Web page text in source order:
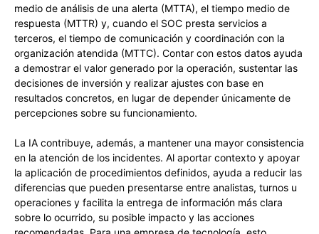
medio de análisis de una alerta (MTTA), el tiempo medio de
respuesta (MTTR) y, cuando el SOC presta servicios a
terceros, el tiempo de comunicación y coordinación con la
organización atendida (MTTC). Contar con estos datos ayuda
a demostrar el valor generado por la operación, sustentar las
decisiones de inversión y realizar ajustes con base en
resultados concretos, en lugar de depender únicamente de
percepciones sobre su funcionamiento.
La IA contribuye, además, a mantener una mayor consistencia
en la atención de los incidentes. Al aportar contexto y apoyar
la aplicación de procedimientos definidos, ayuda a reducir las
diferencias que pueden presentarse entre analistas, turnos u
operaciones y facilita la entrega de información más clara
sobre lo ocurrido, su posible impacto y las acciones